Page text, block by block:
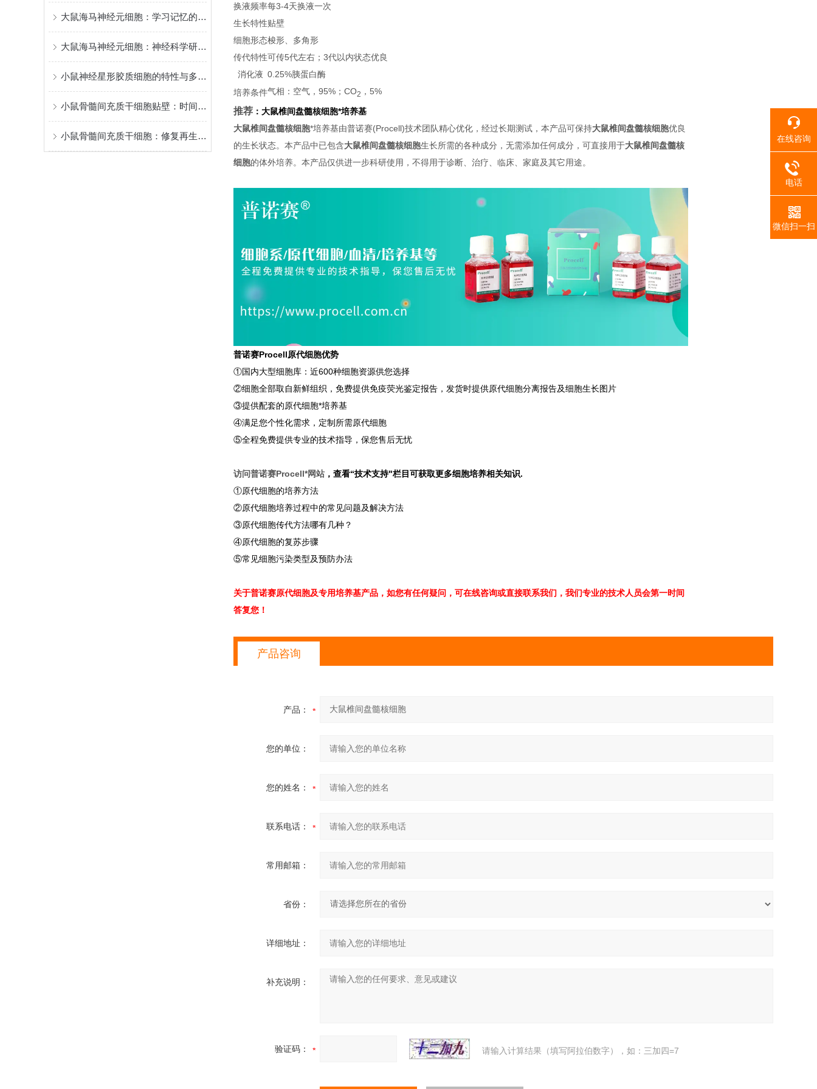
大鼠海马神经元细胞：学习记忆的核心模型
大鼠海马神经元细胞：神经科学研究的关键实验材料
小鼠神经星形胶质细胞的特性与多元功能
小鼠骨髓间充质干细胞贴壁：时间背后的“生命律动”
小鼠骨髓间充质干细胞：修复再生的潜力之星
换液频率每3-4天换液一次
生长特性贴壁
细胞形态梭形、多角形
传代特性可传5代左右；3代以内状态优良
消化液 0.25%胰蛋白酶
培养条件气相：空气，95%；CO2 ，5%
推荐 ： 大鼠椎间盘髓核细胞*培养基
大鼠椎间盘髓核细胞*培养基由普诺赛(Procell)技术团队精心优化，经过长期测试，本产品可保持大鼠椎间盘髓核细胞优良
的生长状态。本产品中已包含大鼠椎间盘髓核细胞生长所需的各种成分，无需添加任何成分，可直接用于大鼠椎间盘髓核
细胞的体外培养。本产品仅供进一步科研使用，不得用于诊断、治疗、临床、家庭及其它用途。
普诺赛Procell原代细胞优势
①国内大型细胞库：近600种细胞资源供您选择
②细胞全部取自新鲜组织，免费提供免疫荧光鉴定报告，发货时提供原代细胞分离报告及细胞生长图片
③提供配套的原代细胞*培养基
④满足您个性化需求，定制所需原代细胞
⑤全程免费提供专业的技术指导，保您售后无忧
访问普诺赛Procell*网站 ，查看“技术支持"栏目可获取更多细胞培养相关知识.
①原代细胞的培养方法
②原代细胞培养过程中的常见问题及解决方法
③原代细胞传代方法哪有几种？
④原代细胞的复苏步骤
⑤常见细胞污染类型及预防办法
关于普诺赛原代细胞及专用培养基产品，如您有任何疑问，可在线咨询或直接联系我们，我们专 业的技术人员会第一时间
答复您！
产品咨询
产品：
您的单位：
您的姓名：
联系电话：
常用邮箱：
省份：
详细地址：
补充说明：
验证码： 请输入计算结果（填写阿拉伯数字），如：三加四=7
在线咨询
电话
微信扫一扫